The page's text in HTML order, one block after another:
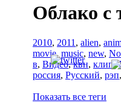
Облако с
2010, 2011 , alien,
movie, music, new,
в, Видео,квн, клип,
россия, Русский, рэп,
Показать все теги